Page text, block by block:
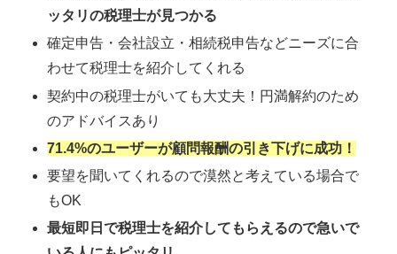
ッタリの税理士が見つかる
確定申告・会社設立・相続税申告などニーズに合
わせて税理士を紹介してくれる
契約中の税理士がいても大丈夫！円満解約のため
のアドバイスあり
71.4%のユーザーが顧問報酬の引き下げに成功！
要望を聞いてくれるので漠然と考えている場合で
もOK
最短即日で税理士を紹介してもらえるので急いで